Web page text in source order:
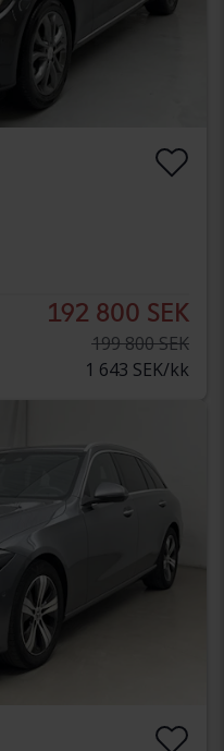
192 800 SEK
199 800 SEK
1 643 SEK/kk